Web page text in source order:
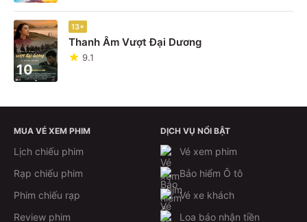
10
13+
Thanh Âm Vượt Đại Dương
9.1
MUA VÉ XEM PHIM
Lịch chiếu phim
Rạp chiếu phim
Phim chiếu rạp
Review phim
DỊCH VỤ NỔI BẬT
Vé xem phim
Bảo hiểm Ô tô
Vé xe khách
Loa báo nhận tiền